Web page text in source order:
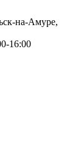
на-Амуре,
16:00